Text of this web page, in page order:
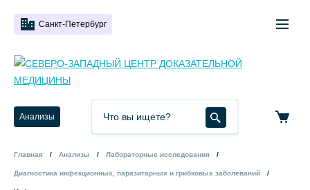
Санкт-Петербург
Анализы
Главная Анализы Лабораторные исследования
Диагностика инфекционных, паразитарных и грибковых заболеваний